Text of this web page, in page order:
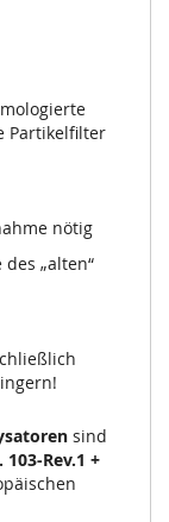
Partikelfilter
nötig
„alten“
sind
103-Rev.1 +